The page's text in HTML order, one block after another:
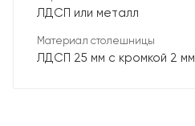
ЛДСП или металл
Материал столешницы
ЛДСП 25 мм с кромкой 2 мм